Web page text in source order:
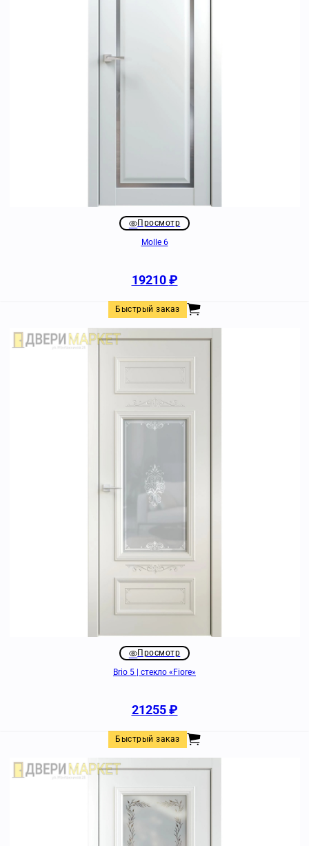
Просмотр
Molle 6
19210₽
Быстрый заказ
Просмотр
Brio 5 | стекло «Fiore»
21255₽
Быстрый заказ